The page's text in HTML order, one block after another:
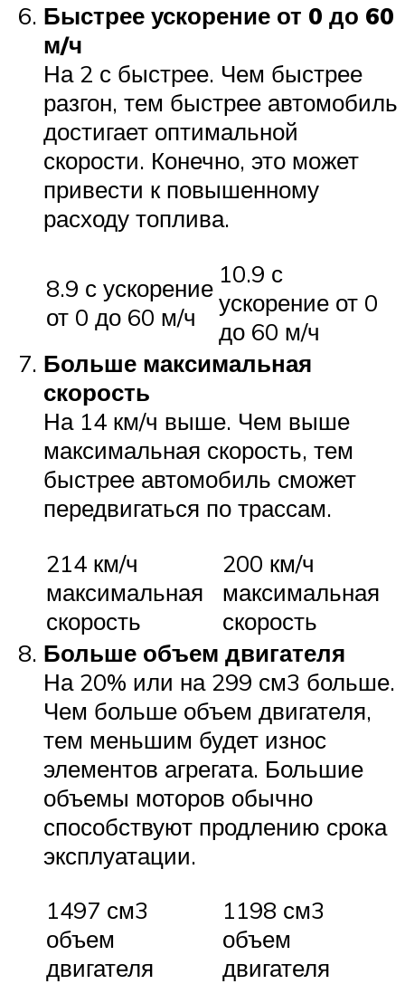
Быстрее ускорение от 0 до 60
м/ч
На 2 с быстрее. Чем быстрее
разгон, тем быстрее автомобиль
достигает оптимальной
скорости. Конечно, это может
привести к повышенному
расходу топлива.
8.9 с ускорение
от 0 до 60 м/ч
10.9 с
ускорение от 0
до 60 м/ч
Больше максимальная
скорость
На 14 км/ч выше. Чем выше
максимальная скорость, тем
быстрее автомобиль сможет
передвигаться по трассам.
214 км/ч
максимальная
скорость
200 км/ч
максимальная
скорость
Больше объем двигателя
На 20% или на 299 см3 больше.
Чем больше объем двигателя,
тем меньшим будет износ
элементов агрегата. Большие
объемы моторов обычно
способствуют продлению срока
эксплуатации.
1497 см3
объем
двигателя
1198 см3
объем
двигателя